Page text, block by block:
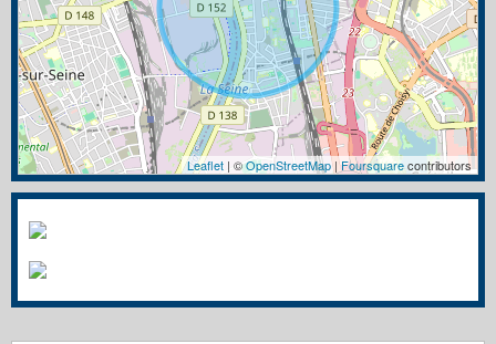
Leaflet | ©OpenStreetMap|Foursquarecontributors